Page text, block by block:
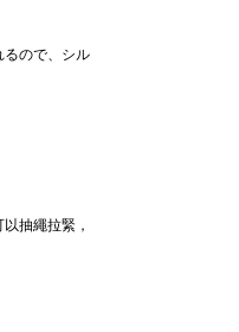
るので、シル
抽繩拉緊，